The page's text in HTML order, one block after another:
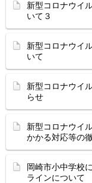
新型コロナウイ
いて３
新型コロナウイ
いて
新型コロナウイ
らせ
新型コロナウイ
かかる対応等の
岡崎市小中学校
ラインについて